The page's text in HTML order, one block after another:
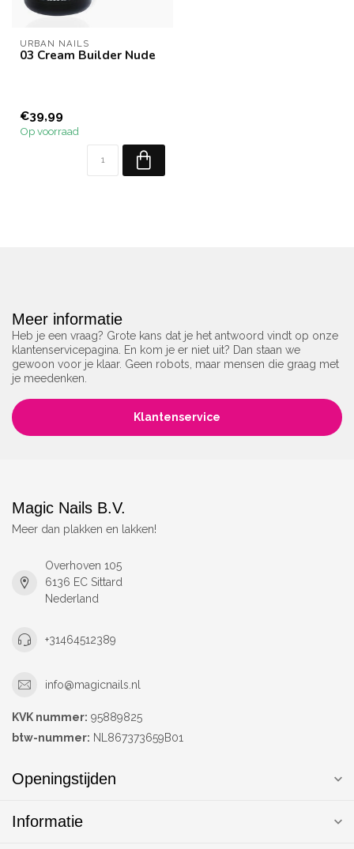
URBAN NAILS
03 Cream Builder Nude
€39,99
Op voorraad
Meer informatie
Heb je een vraag? Grote kans dat je het antwoord vindt op onze
klantenservicepagina. En kom je er niet uit? Dan staan we
gewoon voor je klaar. Geen robots, maar mensen die graag met
je meedenken.
Klantenservice
Magic Nails B.V.
Meer dan plakken en lakken!
Overhoven 105
6136 EC Sittard
Nederland
+31464512389
info@magicnails.nl
KVK nummer: 95889825
btw-nummer: NL867373659B01
Openingstijden
Informatie